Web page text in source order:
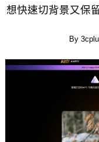
想快速切背景又保
By